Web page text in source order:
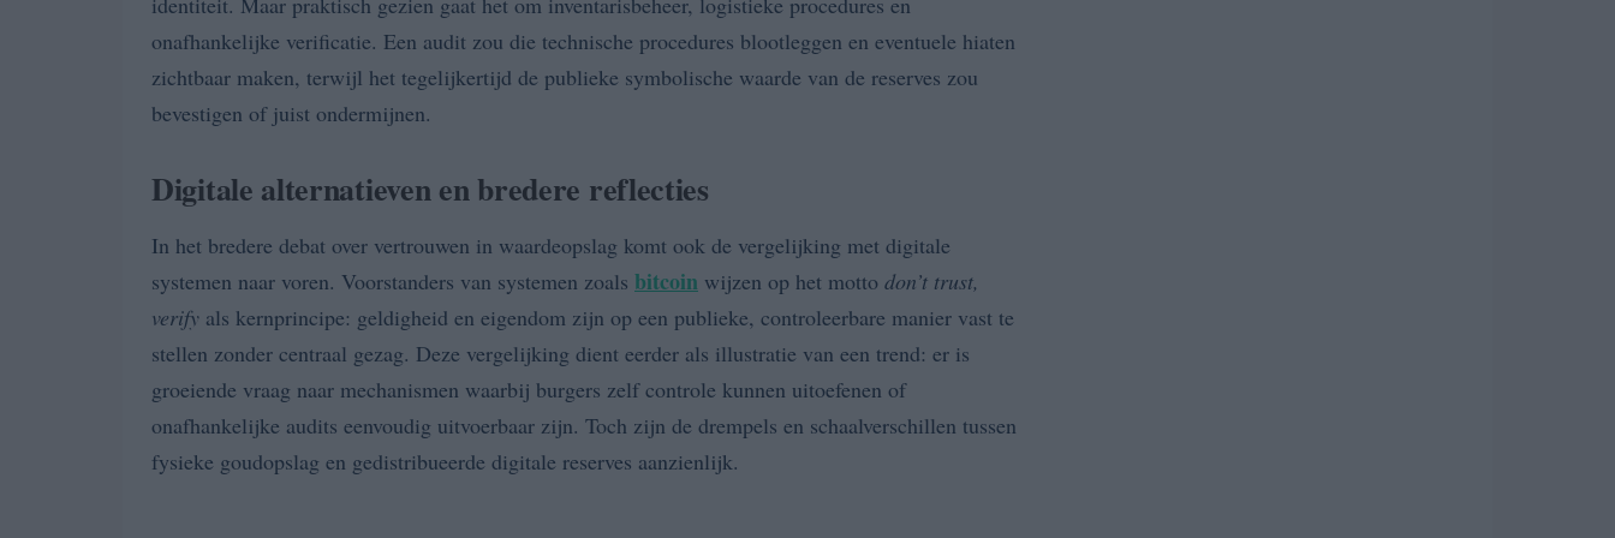
onafhankelijke verificatie. Een audit zou die technische procedures blootleggen en eventuele hiaten
zichtbaar maken, terwijl het tegelijkertijd de publieke symbolische waarde van de reserves zou
bevestigen of juist ondermijnen.
Digitale alternatieven en bredere reflecties
In het bredere debat over vertrouwen in waardeopslag komt ook de vergelijking met digitale
systemen naar voren. Voorstanders van systemen zoals bitcoin wijzen op het motto don’t trust,
verify als kernprincipe: geldigheid en eigendom zijn op een publieke, controleerbare manier vast te
stellen zonder centraal gezag. Deze vergelijking dient eerder als illustratie van een trend: er is
groeiende vraag naar mechanismen waarbij burgers zelf controle kunnen uitoefenen of
onafhankelijke audits eenvoudig uitvoerbaar zijn. Toch zijn de drempels en schaalverschillen tussen
fysieke goudopslag en gedistribueerde digitale reserves aanzienlijk.